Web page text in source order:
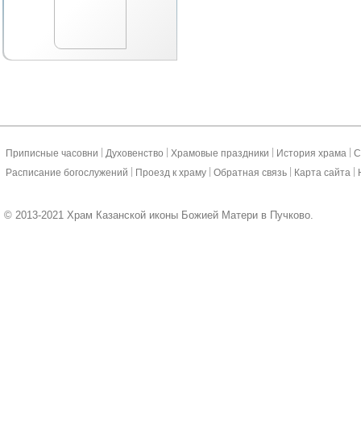
Приписные часовни Духовенство Храмовые праздники История храма
Расписание богослужений
Проезд к храму Обратная связь Карта сайта
© 2013-2021 Храм Казанской иконы Божией Матери в Пучково.